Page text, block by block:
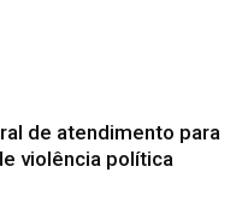
de atendimento para
violência política